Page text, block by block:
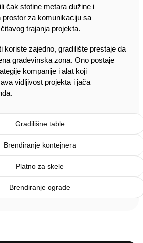
čak stotine metara dužine i
prostor za komunikaciju sa
trajanja projekta.
koriste zajedno, gradilište prestaje da
građevinska zona. Ono postaje
kompanije i alat koji
vidljivost projekta i jača
Gradilišne table
Brendiranje kontejnera
Platno za skele
Brendiranje ograde